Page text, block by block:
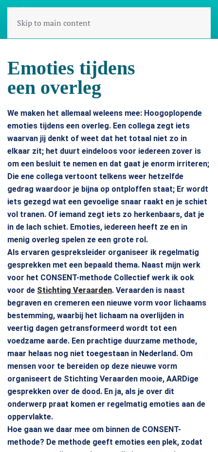
Skip to main content
Emoties tijdens
een overleg
We maken het allemaal weleens mee: Hoogoplopende
emoties tijdens een overleg. Een collega zegt iets
waarvan jij denkt of weet dat het totaal niet zo in
elkaar zit; het duurt eindeloos voor iedereen zover is
om een besluit te nemen en dat gaat je enorm irriteren;
Die ene collega vertoont telkens weer hetzelfde
gedrag waardoor je bijna op ontploffen staat; Er wordt
iets gezegd wat een gevoelige snaar raakt en je schiet
vol tranen. Of iemand zegt iets zo herkenbaars, dat je
in de lach schiet. Emoties, iedereen heeft ze en in
menig overleg spelen ze een grote rol.
Als ervaren gespreksleider organiseer ik regelmatig
gesprekken met een bepaald thema. Naast mijn werk
voor het CONSENT-methode Collectief werk ik ook
voor de Stichting Veraarden. Veraarden is naast
begraven en cremeren een nieuwe vorm voor lichaams
bestemming, waarbij het lichaam na overlijden in
veertig dagen getransformeerd wordt tot een
voedzame aarde. Een prachtige duurzame methode,
maar helaas nog niet toegestaan in Nederland. Om
mensen voor te bereiden op deze nieuwe vorm
organiseert de Stichting Veraarden mooie, AARDige
gesprekken over de dood. En ja, als je over dit
onderwerp praat komen er regelmatig emoties aan de
oppervlakte.
Hoe gaan we daar mee om binnen de CONSENT-
methode? De methode geeft emoties een plek, zodat